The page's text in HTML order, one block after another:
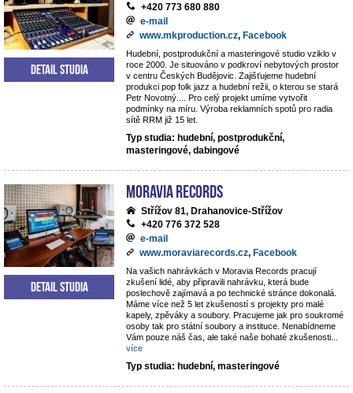
+420 773 680 880
e-mail
www.mkproduction.cz, Facebook
Hudební, postprodukční a masteringové studio vziklo v
roce 2000. Je situováno v podkroví nebytových prostor
v centru Českých Budějovic. Zajišťujeme hudební
produkci pop folk jazz a hudební režii, o kterou se stará
Petr Novotný.... Pro celý projekt umíme vytvořit
podmínky na míru. Výroba reklamních spotů pro radia
sítě RRM již 15 let.
Typ studia: hudební, postprodukční,
masteringové, dabingové
Detail studia
Moravia Records
Střížov 81, Drahanovice-Střížov
+420 776 372 528
e-mail
www.moraviarecords.cz, Facebook
Na vašich nahrávkách v Moravia Records pracují
zkušení lidé, aby připravili nahrávku, která bude
poslechově zajímavá a po technické stránce dokonalá.
Máme více než 5 let zkušeností s projekty pro malé
kapely, zpěváky a soubory. Pracujeme jak pro soukromé
osoby tak pro státní soubory a instituce. Nenabídneme
Vám pouze náš čas, ale také naše bohaté zkušenosti
více
Typ studia: hudební, masteringové
Detail studia